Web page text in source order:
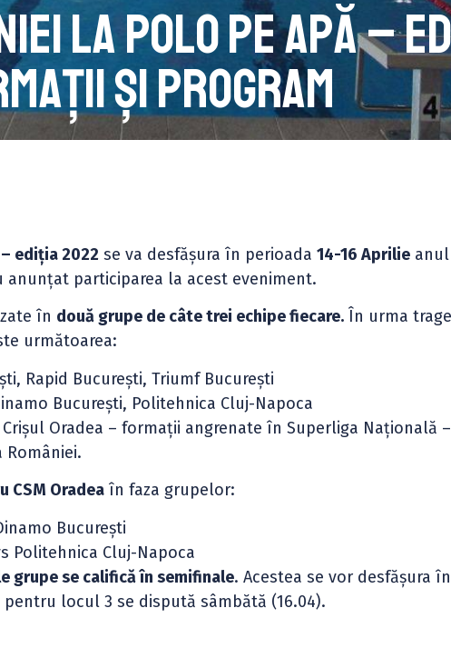
la polo pe apă –
și program
ediția 2022 se va desfășura în perioada14-16 Aprilie
anunțat participarea la acest eveniment.
în două grupe de câte trei echipe fiecare. În urma
următoarea:
Rapid București, Triumf București
București, Politehnica Cluj-Napoca
Oradea – formații angrenate în Superliga Națională
României.
CSM Oradea în faza grupelor:
București
Politehnica Cluj-Napoca
grupe se califică în semifinale. Acestea se vor desfășura
locul 3 se dispută sâmbătă (16.04).